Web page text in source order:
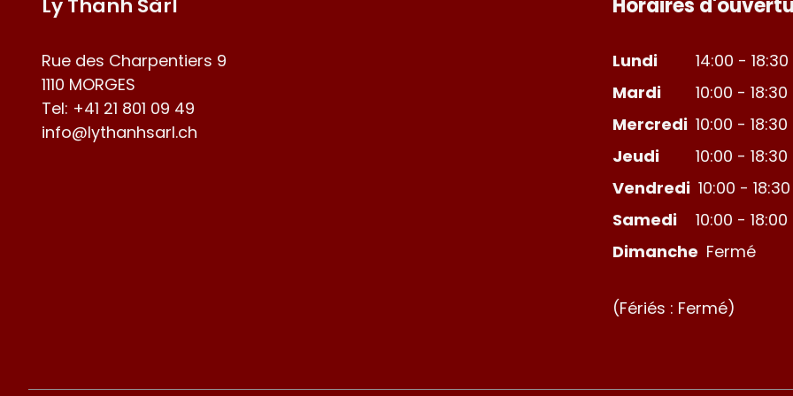
Rue des Charpentiers 9
1110 MORGES
Tel: +41 21 801 09 49
info@lythanhsarl.ch
Lundi
14:00 - 18:30
Mardi
10:00 - 18:30
Mercredi 10:00 - 18:30
Jeudi
10:00 - 18:30
Vendredi 10:00 - 18:30
Samedi
10:00 - 18:00
Dimanche Fermé
(Fériés : Fermé)